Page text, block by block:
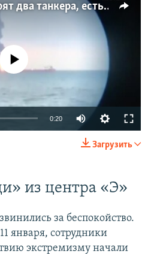
У берегов Крыма горят два танкера, есть жертвы (видео)
currently available
0:20
Загрузить
из центра «Э»
за беспокойство.
января, сотрудники
экстремизму начали